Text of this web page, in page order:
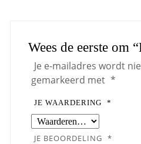
Wees de eerste om
Je e-mailadres wordt
gemarkeerd met *
JE WAARDERING *
JE BEOORDELING *